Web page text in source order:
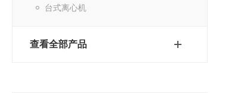
台式离心机
查看全部产品